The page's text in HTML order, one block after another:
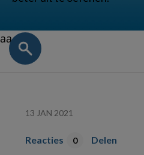
aa
13 JAN 2021
Reacties 0 Delen